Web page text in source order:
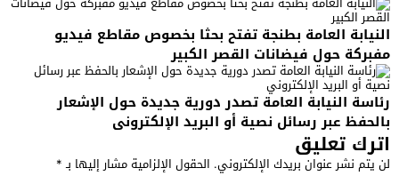
النيابة العامة بطنجة تفتح بحثا بخصوص مقاطع فيديو
مفبركة حول فيضانات القصر الكبير
رئاسة النيابة العامة تصدر دورية جديدة حول الإشعار
بالحفظ عبر رسائل نصية أو البريد الإلكتروني
اترك تعليق
لن يتم نشر عنوان بريدك الإلكتروني. الحقول الإلزامية مشار إليها بـ*